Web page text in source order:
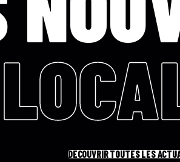
DÉCOUVRIR TOUTES LES